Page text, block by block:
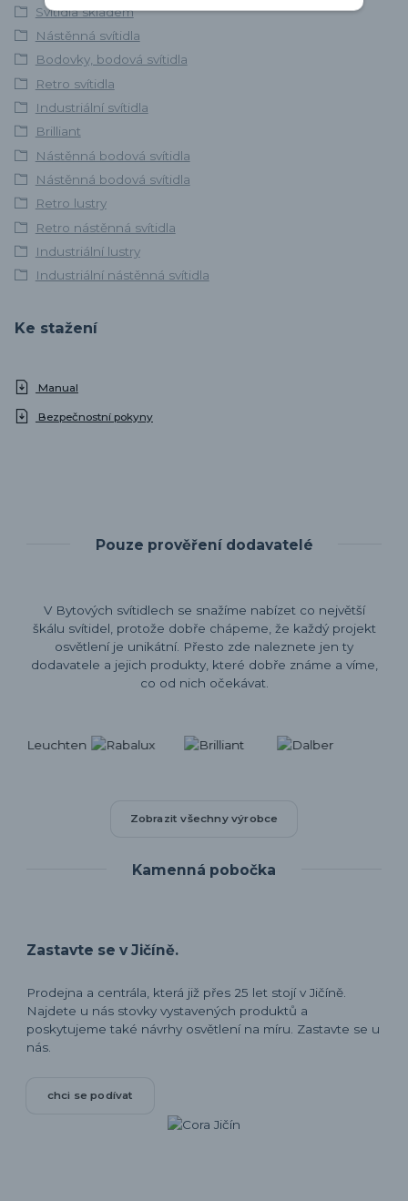
Svítidla skladem
Nástěnná svítidla
Bodovky, bodová svítidla
Retro svítidla
Industriální svítidla
Brilliant
Nástěnná bodová svítidla
Nástěnná bodová svítidla
Retro lustry
Retro nástěnná svítidla
Industriální lustry
Industriální nástěnná svítidla
Ke stažení
Manual
Bezpečnostní pokyny
Pouze prověření dodavatelé
V Bytových svítidlech se snažíme nabízet co největší
škálu svítidel, protože dobře chápeme, že každý projekt
osvětlení je unikátní. Přesto zde naleznete jen ty
dodavatele a jejich produkty, které dobře známe a víme,
co od nich očekávat.
Zobrazit všechny výrobce
Kamenná pobočka
Zastavte se v Jičíně.
Prodejna a centrála, která již přes 25 let stojí v Jičíně.
Najdete u nás stovky vystavených produktů a
poskytujeme také návrhy osvětlení na míru. Zastavte se u
nás.
chci se podívat